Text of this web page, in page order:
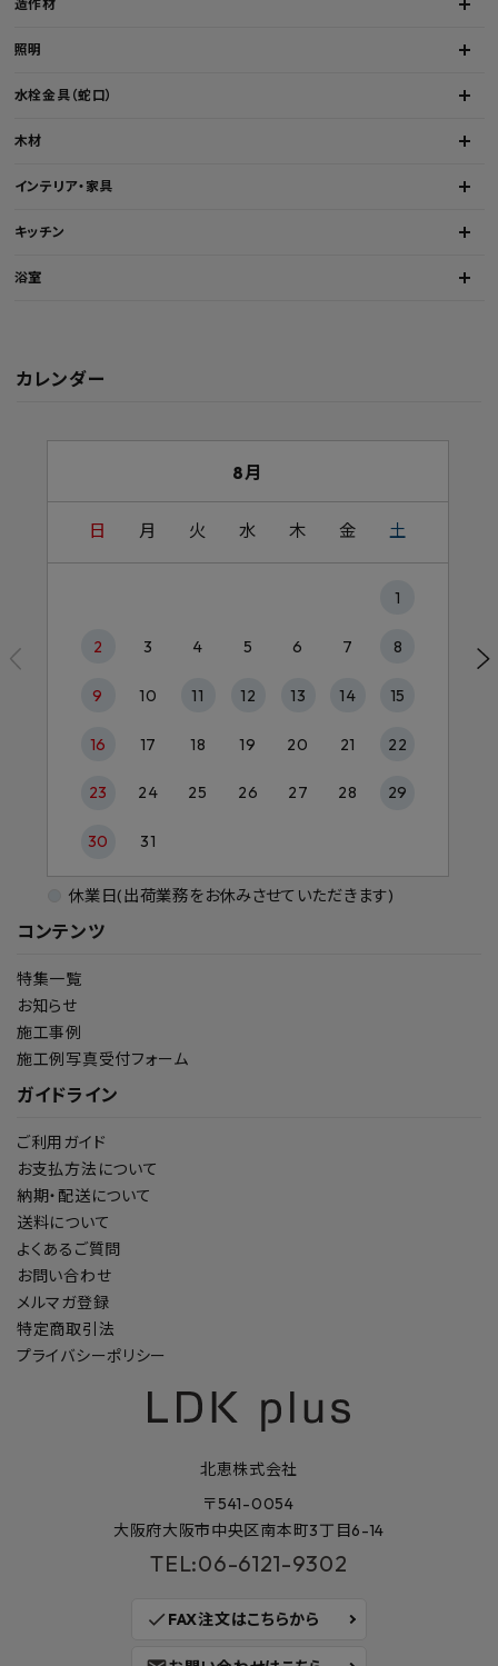
造作材
照明
水栓金具（蛇口）
木材
インテリア・家具
キッチン
浴室
コンテンツ
特集一覧
お知らせ
施工事例
施工例写真受付フォーム
ガイドライン
ご利用ガイド
お支払方法について
納期・配送について
送料について
よくあるご質問
お問い合わせ
メルマガ登録
特定商取引法
プライバシーポリシー
カレンダー
8月
日 月 火 水 木 金 土
1
2 3 4 5 6 7 8
9 10 11 12 13 14 15
16 17 18 19 20 21 22
23 24 25 26 27 28 29
30 31
休業日(出荷業務をお休みさせていただきます)
北恵株式会社
〒541-0054
大阪府大阪市中央区南本町3丁目6-14
TEL:06-6121-9302
check FAX注文はこちらから